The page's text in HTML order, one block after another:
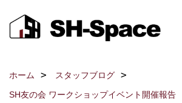
ホーム
スタッフブログ
SH友の会 ワークショップイベント開催報告